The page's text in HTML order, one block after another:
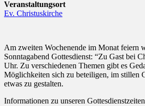
Veranstaltungsort
Ev. Christuskirche
Am zweiten Wochenende im Monat feiern
Sonntagabend Gottesdienst: “Zu Gast bei
Uhr. Zu verschiedenen Themen gibt es
Möglichkeiten sich zu beteiligen, im stillen
etwas zu gestalten.
Informationen zu unseren